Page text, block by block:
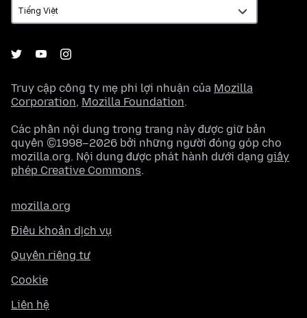
Truy cập công ty mẹ phi lợi nhuận của Mozilla
Corporation, Mozilla Foundation.
Các phần nội dung trong trang này được giữ bản
quyền ©1998–2026 bởi những người đóng góp cho
mozilla.org. Nội dung được phát hành dưới dạng giấy
phép Creative Commons.
mozilla.org
Điều khoản dịch vụ
Quyền riêng tư
Cookie
Liên hệ